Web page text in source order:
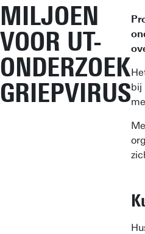
MILJOEN
VOOR UT-
ONDERZOEK
GRIEPVIRUSbij